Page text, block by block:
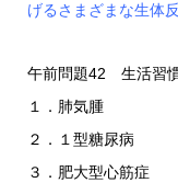
げるさまざまな生体
午前問題42 生活習慣
１．肺気腫
２．１型糖尿病
３．肥大型心筋症